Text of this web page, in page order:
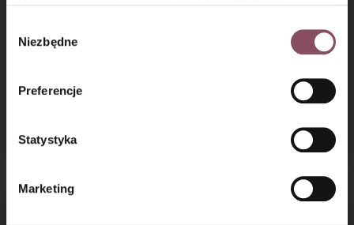
Gdańsk (80-339) adres: Dickmana 14/15 więcej
informacji o przetwarzaniu danych osobowych oraz
Polityce
prywatności.
zgody
Niezbędne
Preferencje
Statystyka
Marketing
Fudge - kostka z białej
i pistacjami
Chocostick- gorąca